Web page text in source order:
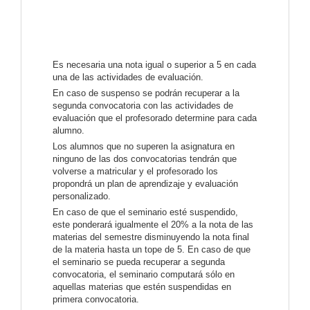
Es necesaria una nota igual o superior a 5 en cada
una de las actividades de evaluación.
En caso de suspenso se podrán recuperar a la
segunda convocatoria con las actividades de
evaluación que el profesorado determine para cada
alumno.
Los alumnos que no superen la asignatura en
ninguno de las dos convocatorias tendrán que
volverse a matricular y el profesorado los
propondrá un plan de aprendizaje y evaluación
personalizado.
En caso de que el seminario esté suspendido,
este ponderará igualmente el 20% a la nota de las
materias del semestre disminuyendo la nota final
de la materia hasta un tope de 5. En caso de que
el seminario se pueda recuperar a segunda
convocatoria, el seminario computará sólo en
aquellas materias que estén suspendidas en
primera convocatoria.